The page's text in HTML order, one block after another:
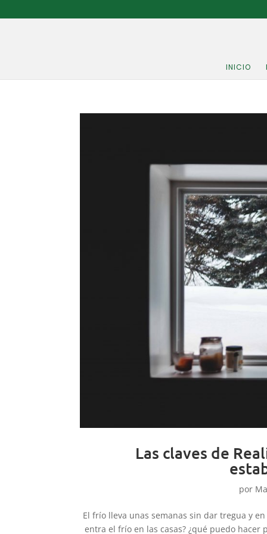
INICIO
Las claves de
por
El frío lleva unas semanas sin dar tregua y
entra el frío en las casas? ¿qué puedo hacer